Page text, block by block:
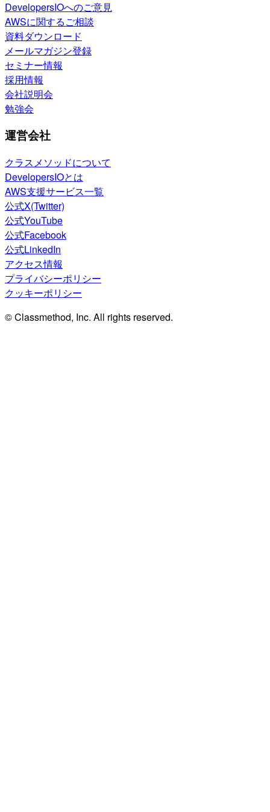
DevelopersIOへのご意見
AWSに関するご相談
資料ダウンロード
メールマガジン登録
セミナー情報
採用情報
会社説明会
勉強会
運営会社
クラスメソッドについて
DevelopersIOとは
AWS支援サービス一覧
公式X(Twitter)
公式YouTube
公式Facebook
公式LinkedIn
アクセス情報
プライバシーポリシー
クッキーポリシー
© Classmethod, Inc. All rights reserved.